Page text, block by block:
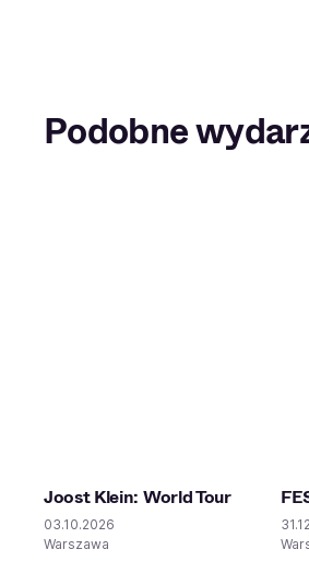
Podobne
Joost Klein: World Tour
03.10.2026
Warszawa